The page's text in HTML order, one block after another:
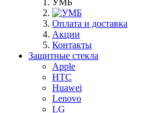
УМБ
Оплата и доставка
Акции
Контакты
Защитные стекла
Apple
HTC
Huawei
Lenovo
LG